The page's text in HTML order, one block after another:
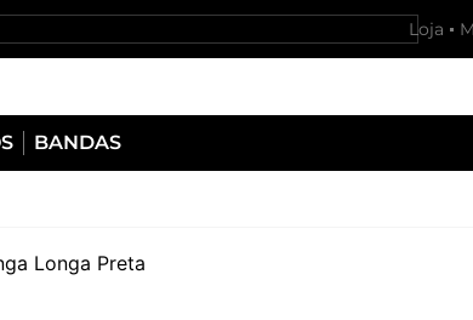
Loja
BANDAS
Longa Preta